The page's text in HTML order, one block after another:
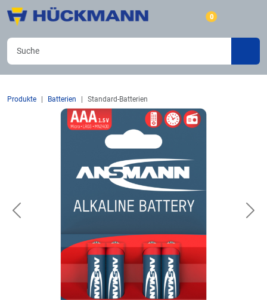
0
Produkte Batterien Standard-Batterien
Previous